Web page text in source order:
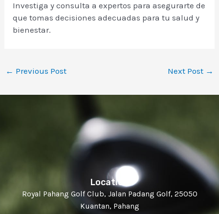
Investiga y consulta a expertos para asegurarte de
que tomas decisiones adecuadas para tu salud y
bienestar.
← Previous Post Next Post →
Location
Royal Pahang Golf Club, Jalan Padang Golf, 25050
Kuantan, Pahang